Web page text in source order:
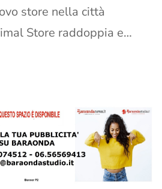
store nella città
Store raddoppia e…